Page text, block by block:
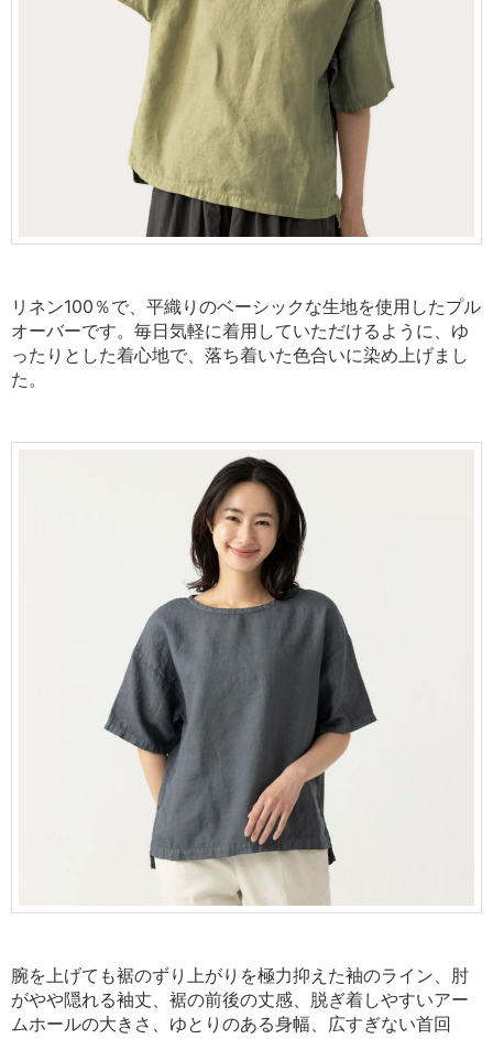
リネン100％で、平織りのベーシックな生地を使用したプル
オーバーです。毎日気軽に着用していただけるように、ゆ
ったりとした着心地で、落ち着いた色合いに染め上げまし
た。
腕を上げても裾のずり上がりを極力抑えた袖のライン、肘
がやや隠れる袖丈、裾の前後の丈感、脱ぎ着しやすいアー
ムホールの大きさ、ゆとりのある身幅、広すぎない首回